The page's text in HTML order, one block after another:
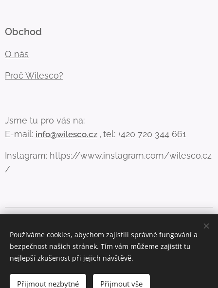
Do košíku
Obchod
O nás
Proč Wilesco?
Jsme tu pro vás na:
E-mail: info@wilesco.cz , tel: +420 720 344 661
Instagram: https://www.instagram.com/wilesco.cz
/
cookies. Více info zde
Cookies
Používáme cookies, abychom zajistili správné fungování a
bezpečnost našich stránek. Tím vám můžeme zajistit tu
nejlepší zkušenost při jejich návštěvě.
Přijmout nezbytné Přijmout vše